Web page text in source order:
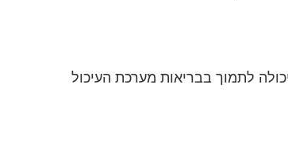
לתמוך בבריאות מערכת העיכול